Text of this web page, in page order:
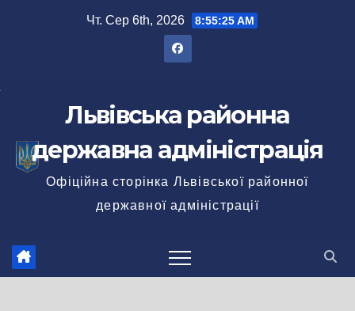
Чт. Сер 6th, 2026 8:55:26 AM
Львівська районна
державна адміністрація
Офіційна сторінка Львівської районної
державної адміністрації